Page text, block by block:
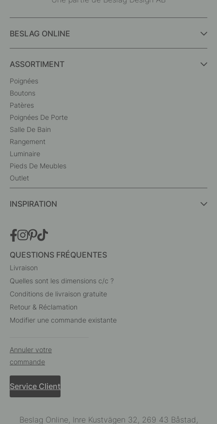
BESLAG ONLINE
ASSORTIMENT
Poignées
Boutons
Patères
Poignées De Porte
Salle De Bain
Rangement
Luminaire
Pieds De Meubles
Outlet
INSPIRATION
QUESTIONS FRÉQUENTES
Livraison
Quelles sont les dimensions c/c ?
Conditions de livraison gratuite
Retour & Réclamation
Modifier une commande existante
Annuler votre
commande
Service Client
Beslag Online, Inre Kustvägen 32, 269 43 Båstad,